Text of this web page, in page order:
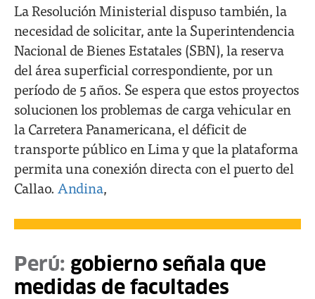
La Resolución Ministerial dispuso también, la
necesidad de solicitar, ante la Superintendencia
Nacional de Bienes Estatales (SBN), la reserva
del área superficial correspondiente, por un
período de 5 años. Se espera que estos proyectos
solucionen los problemas de carga vehicular en
la Carretera Panamericana, el déficit de
transporte público en Lima y que la plataforma
permita una conexión directa con el puerto del
Callao. Andina,
Perú: gobierno señala que
medidas de facultades